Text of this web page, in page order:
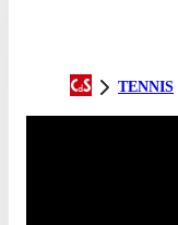
TENNIS